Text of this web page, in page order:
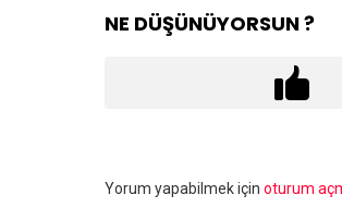
NE DÜŞÜNÜYORSUN ?
Bir
Yorum yapabilmek için oturum